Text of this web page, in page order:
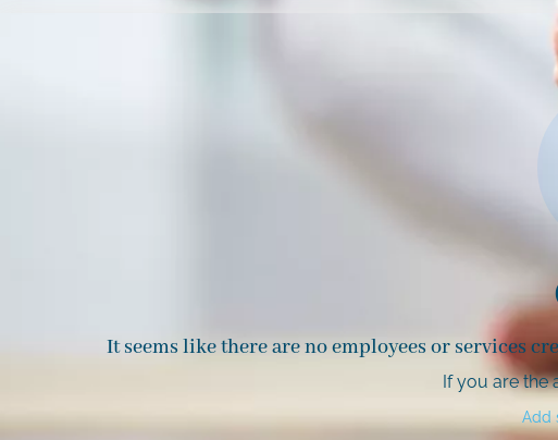
It seems like there are no employees or services
If you are the
Add